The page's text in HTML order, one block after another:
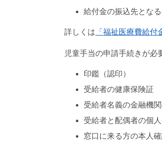
給付金の振込先とな
詳しくは 「福祉医療費給付
児童手当の申請手続きが必
印鑑（認印）
受給者の健康保険証
受給者名義の金融機
受給者と配偶者の個
窓口に来る方の本人